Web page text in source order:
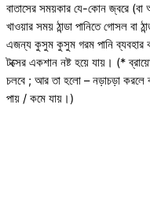
বাতাসের সময়কার যে-কোন জ্বরে (বা
খাওয়ার সময় ঠান্ডা পানিতে গোসল বা
এজন্য কুসুম কুসুম গরম পানি ব্যবহার
টক্সের একশান নষ্ট হয়ে যায়। (*
চলবে ; আর তা হলো – নড়াচড়া করলে
পায় / কমে যায়।)